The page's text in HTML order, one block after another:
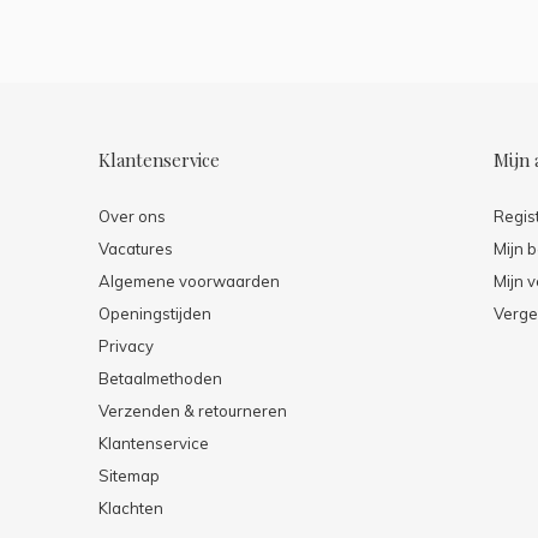
Klantenservice
Over ons
Vacatures
Algemene voorwaarden
Openingstijden
Privacy
Betaalmethoden
Verzenden & retourneren
Klantenservice
Sitemap
Klachten
Mijn
Mijn
Mijn